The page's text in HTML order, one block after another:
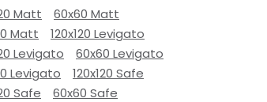
Matt
60x60 Matt
Matt
120x120 Levigato
Levigato
60x60 Levigato
Levigato
120x120 Safe
Safe
60x60 Safe